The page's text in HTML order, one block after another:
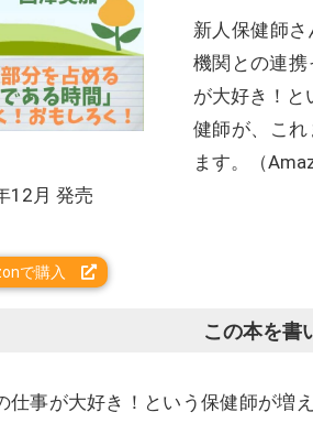
12月 発売
で購入
新人保健師
機関との連
が大好き！と
健師が、こ
ます。（
この本を書
事が大好き！という保健師が増